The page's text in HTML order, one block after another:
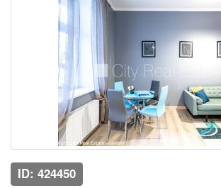
ID: 424450